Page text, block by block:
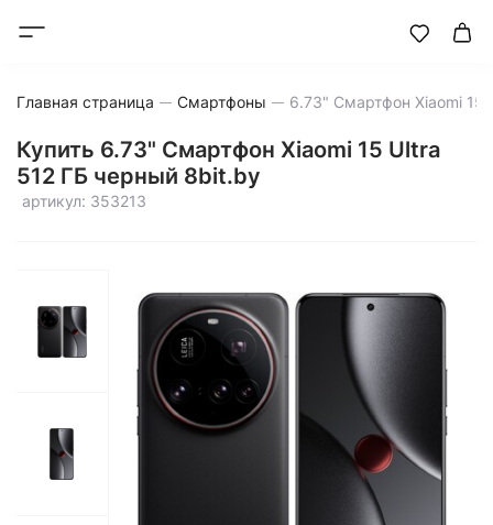
Главная страница Смартфоны
Купить 6.73" Смартфон Xiaomi 15 Ultra
512 ГБ черный 8bit.by
артикул: 353213